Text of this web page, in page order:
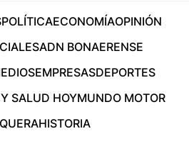
POLÍTICAECONOMÍAOPINIÓN
ADN BONAERENSE
EMPRESASDEPORTES
SALUD HOYMUNDO MOTOR
HISTORIA